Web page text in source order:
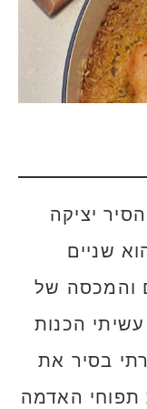
יציקה
שניים
והמכסה של
הכנות
בסיר את
תפוחי האדמה